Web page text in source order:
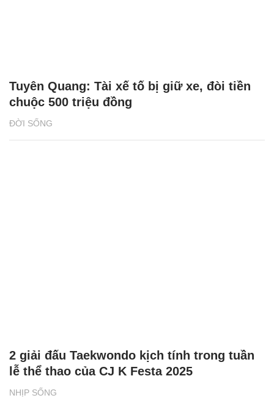
ĐỜI SỐNG
Tuyên Quang: Tài xế tố bị giữ xe, đòi tiền
chuộc 500 triệu đồng
NHỊP SỐNG
2 giải đấu Taekwondo kịch tính trong tuần
lễ thể thao của CJ K Festa 2025